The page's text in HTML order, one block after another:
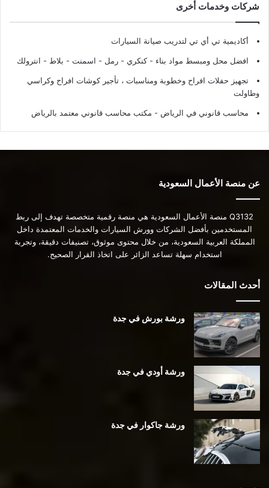
شركات وخدمات أخرى
أكاديمية تي أي تي لتدريب صيانة السيارات
افضل محل ومبسط مواد بناء - كنكري - رمل - اسمنت - بلاط - انترولك
تجهيز حفلات افراح وخطوبة ومناسبات ، تأجير كوشات افراح وكراسي
وطاولت
محاسب قانوني في الرياض - مكتب محاسب قانوني معتمد بالرياض
عن منصة الأعمال السعودية
Q3132 منصة الأعمال السعودية هي منصة رقمية متخصصة تهدف إلى ربط
المستخدمين بأفضل الشركات وورش السيارات والخدمات المعتمدة داخل
المملكة العربية السعودية، من خلال محتوى موثوق، تصنيفات دقيقة، وتجربة
استخدام سهلة تساعد الزائر على اتخاذ القرار الصحيح.
أحدث المقالات
ورشة بورش في جدة
ورشة أودي في جدة
ورشة جاكوار في جدة